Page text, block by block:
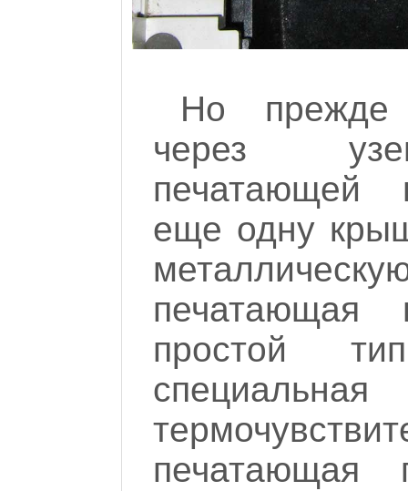
Но прежде
через
печатающей
еще одну
простой
специальная
печатающая